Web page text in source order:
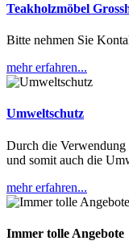
Teakholzmöbel
Bitte nehmen Sie
mehr erfahren...
Umweltschutz
Durch die Verwendung
und somit auch die
mehr erfahren...
Immer tolle Angebote